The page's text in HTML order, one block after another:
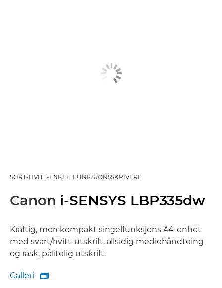
SORT-HVITT-ENKELTFUNKSJONSSKRIVERE
Canon i-SENSYS LBP335dw
Kraftig, men kompakt singelfunksjons A4-enhet
med svart/hvitt-utskrift, allsidig mediehåndteing
og rask, pålitelig utskrift.
Galleri
Galleri
